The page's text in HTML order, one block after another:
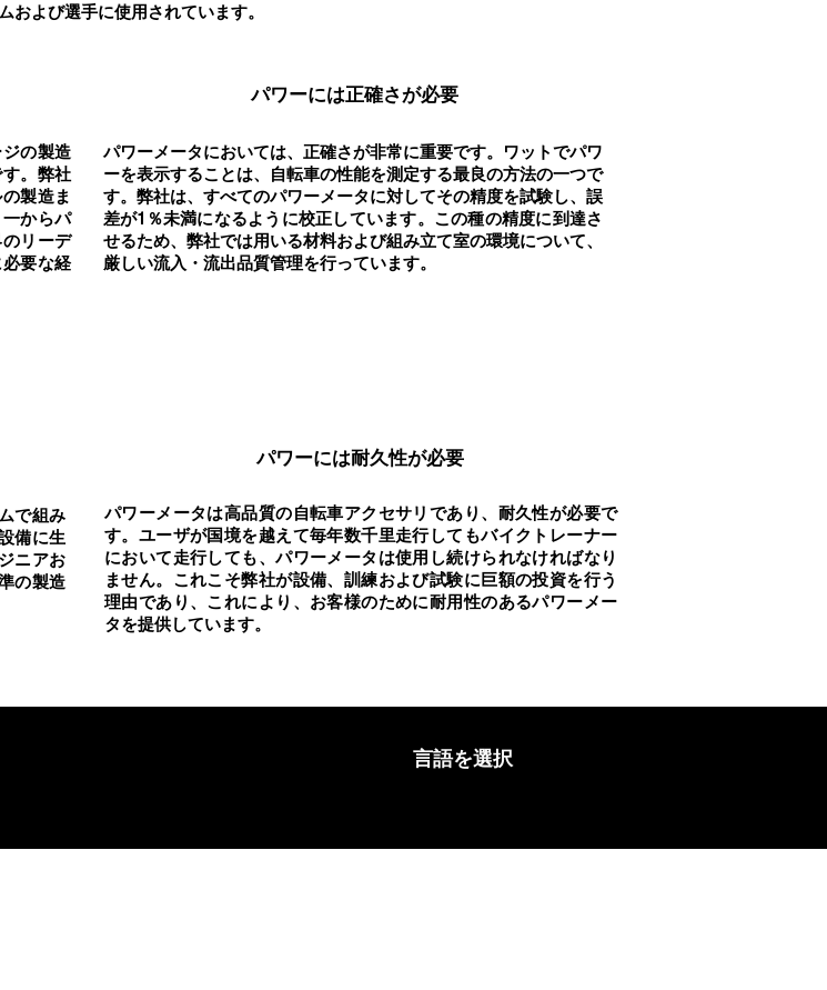
よび選手に使用されています。
の製造
。弊社
製造ま
からパ
リーデ
要な経
パワーには正確さが必要
パワーメータにおいては、正確さが非常に重要です。ワットでパワ
ーを表示することは、自転車の性能を測定する最良の方法の一つで
す。弊社は、すべてのパワーメータに対してその精度を試験し、誤
差が1％未満になるように校正しています。この種の精度に到達さ
せるため、弊社では用いる材料および組み立て室の環境について、
厳しい流入・流出品質管理を行っています。
で組み
備に生
ニアお
の製造
パワーには耐久性が必要
パワーメータは高品質の自転車アクセサリであり、耐久性が必要で
す。ユーザが国境を越えて毎年数千里走行してもバイクトレーナー
において走行しても、パワーメータは使用し続けられなければなり
ません。これこそ弊社が設備、訓練および試験に巨額の投資を行う
理由であり、これにより、お客様のために耐用性のあるパワーメー
タを提供しています。
言語を選択